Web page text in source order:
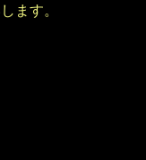
ます。